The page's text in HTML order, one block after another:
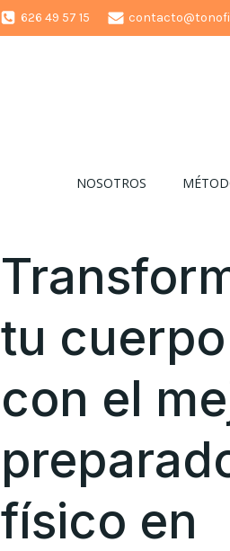
626 49 57 15
NOSOTROS
tu cuerpo
con el
físico en